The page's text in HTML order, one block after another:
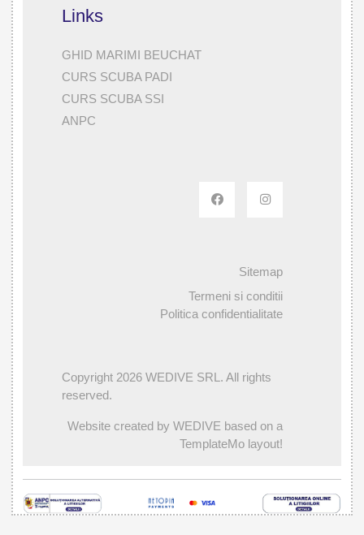
Links
GHID MARIMI BEUCHAT
CURS SCUBA PADI
CURS SCUBA SSI
ANPC
Sitemap
Termeni si conditii
Politica confidentialitate
Copyright 2026 WEDIVE SRL. All rights
reserved.
Website created by WEDIVE based on a
TemplateMo layout!